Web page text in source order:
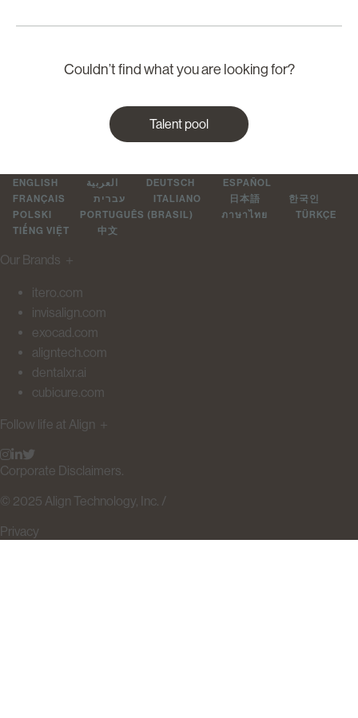
Couldn’t find what you are looking for?
Talent pool
ENGLISH العربية DEUTSCH
ESPAÑOL
FRANÇAIS
עברית ITALIANO 日本語
한국인
POLSKI
PORTUGUÊS (BRASIL) ภาษาไทย
TÜRKÇE
TIẾNG VIỆT
中文
Our Brands ＋
itero.com
invisalign.com
exocad.com
aligntech.com
dentalxr.ai
cubicure.com
Follow life at Align ＋
Corporate Disclaimers.
© 2025 Align Technology, Inc. /
Privacy